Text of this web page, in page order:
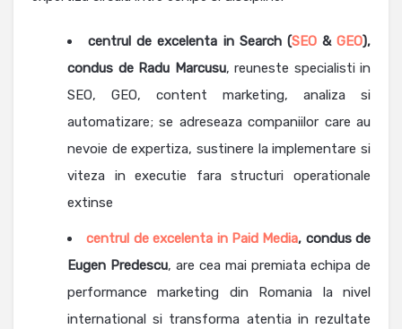
centrul de excelenta in Search (SEO& GEO),
condus de Radu Marcusu, reuneste specialisti in
SEO, GEO, content marketing, analiza si
automatizare; se adreseaza companiilor care au
nevoie de expertiza, sustinere la implementare si
viteza in executie fara structuri operationale
extinse
centrul de excelenta in Paid Media, condus de
Eugen Predescu, are cea mai premiata echipa de
performance marketing din Romania la nivel
international si transforma atentia in rezultate